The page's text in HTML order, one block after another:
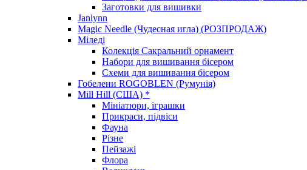
Заготовки для вишивки
Janlynn
Magic Needle (Чудесная игла) (РОЗПРОДАЖ)
Міледі
Колекція Сакральний орнамент
Набори для вишивання бісером
Схеми для вишивання бісером
Гобелени ROGOBLEN (Румунія)
Mill Hill (США) *
Мініатюри, іграшки
Прикраси, підвіси
Фауна
Різне
Пейзажі
Флора